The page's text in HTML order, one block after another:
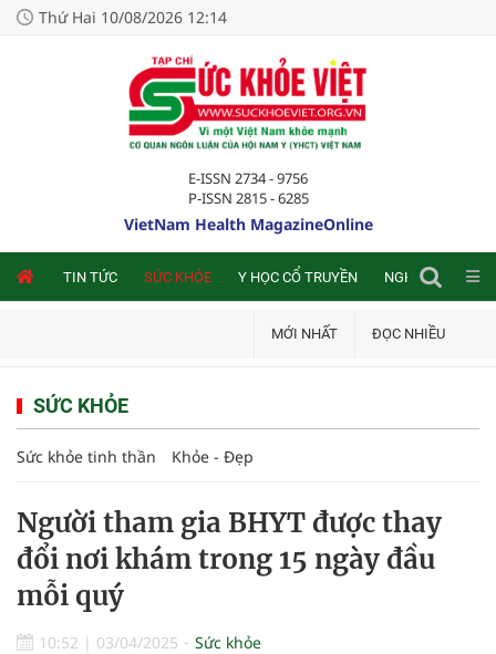
Thứ Hai 10/08/2026 12:14
E-ISSN 2734 - 9756
P-ISSN 2815 - 6285
VietNam Health MagazineOnline
TIN TỨC SỨC KHỎE Y HỌC CỔ TRUYỀN NGHIÊN CỨU
MỚI NHẤT ĐỌC NHIỀU
SỨC KHỎE
Sức khỏe tinh thần Khỏe - Đẹp
Người tham gia BHYT được thay
đổi nơi khám trong 15 ngày đầu
mỗi quý
10:52 | 03/04/2025 Sức khỏe